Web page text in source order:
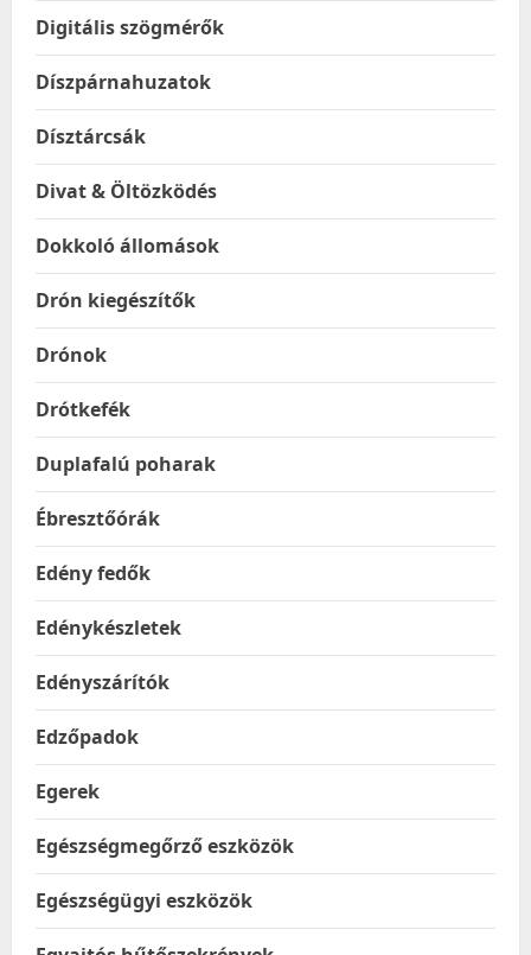
Digitális szögmérők
Díszpárnahuzatok
Dísztárcsák
Divat & Öltözködés
Dokkoló állomások
Drón kiegészítők
Drónok
Drótkefék
Duplafalú poharak
Ébresztőórák
Edény fedők
Edénykészletek
Edényszárítók
Edzőpadok
Egerek
Egészségmegőrző eszközök
Egészségügyi eszközök